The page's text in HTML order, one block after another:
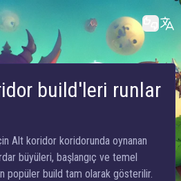
build'leri runlar
Alt koridor koridorunda oynanan
büyüleri, başlangıç ve temel
popüler build tam olarak gösterilir.